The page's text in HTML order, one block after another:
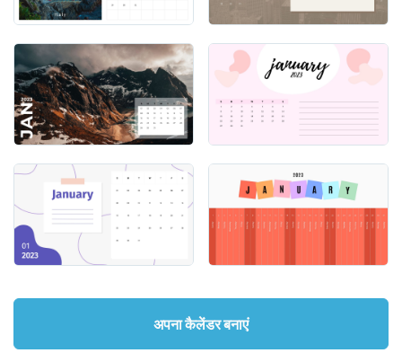
अपना कैलेंडर बनाएं